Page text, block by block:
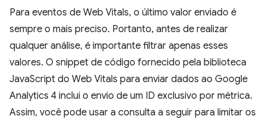
Para eventos de Web Vitals, o último valor enviado é
sempre o mais preciso. Portanto, antes de realizar
qualquer análise, é importante filtrar apenas esses
valores. O snippet de código fornecido pela biblioteca
JavaScript do Web Vitals para enviar dados ao Google
Analytics 4 inclui o envio de um ID exclusivo por métrica.
Assim, você pode usar a consulta a seguir para limitar os